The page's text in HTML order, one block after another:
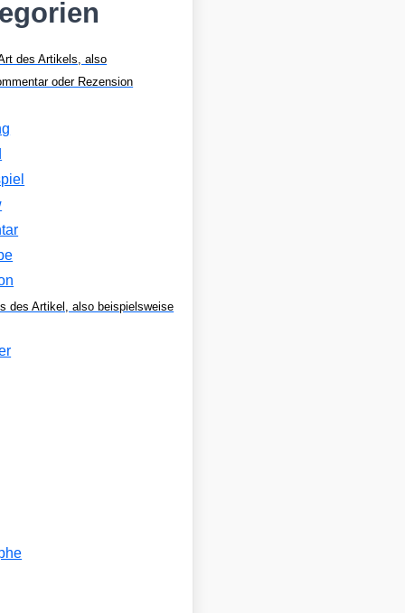
des Artikels, also
oder Rezension
des Artikel, also beispielsweise